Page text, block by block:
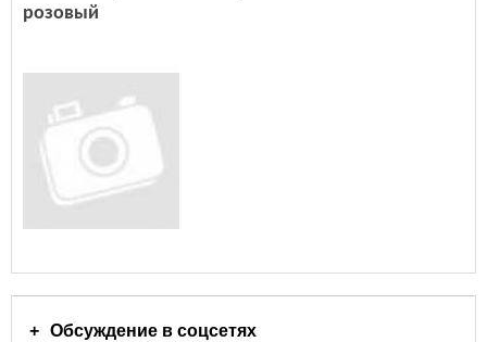
розовый
Обсуждение в соцсетях